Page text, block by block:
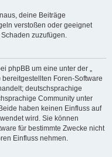
deine Beiträge
verstoßen oder geeignet
zuzufügen.
phpBB um eine unter der „
bereitgestellten Foren-Software
deutschsprachige
Community unter
haben keinen Einfluss auf
wird. Sie können
für bestimmte Zwecke nicht
Einfluss nehmen.